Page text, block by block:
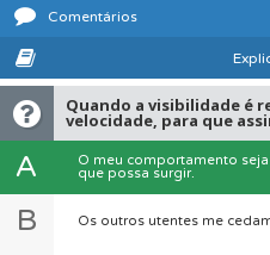
Comentários
Quando a visibilidade é
velocidade, para que
A
O meu comportamento
que possa surgir.
B Os outros utentes me